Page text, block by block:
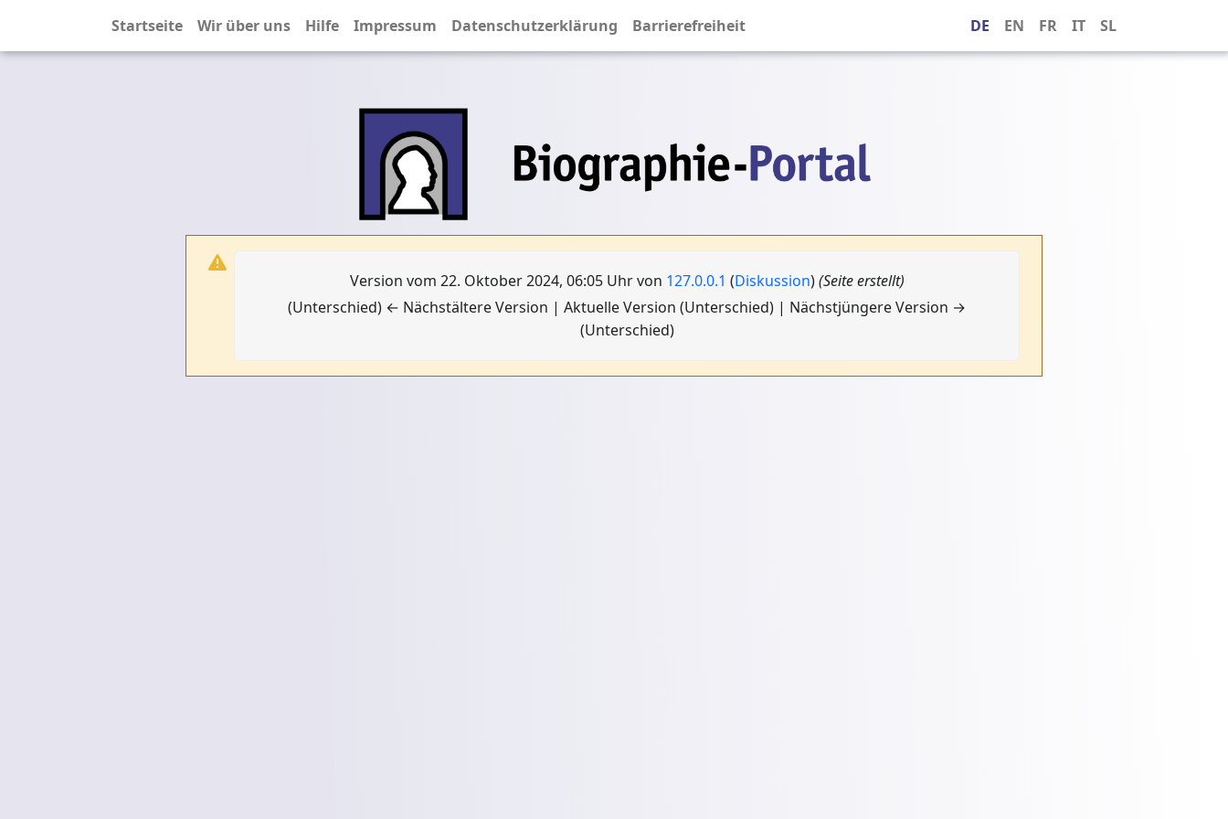
Startseite Wir über uns Hilfe Impressum Datenschutzerklärung Barrierefreiheit DE EN FR IT SL
Version vom 22. Oktober 2024, 06:05 Uhr von 127.0.0.1 (Diskussion) (Seite erstellt)
(Unterschied) ← Nächstältere Version | Aktuelle Version (Unterschied) | Nächstjüngere Version →
(Unterschied)